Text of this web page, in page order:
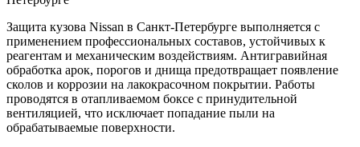
Защита кузова Nissan в Санкт-Петербурге выполняется с
применением профессиональных составов, устойчивых к
реагентам и механическим воздействиям. Антигравийная
обработка арок, порогов и днища предотвращает появление
сколов и коррозии на лакокрасочном покрытии. Работы
проводятся в отапливаемом боксе с принудительной
вентиляцией, что исключает попадание пыли на
обрабатываемые поверхности.